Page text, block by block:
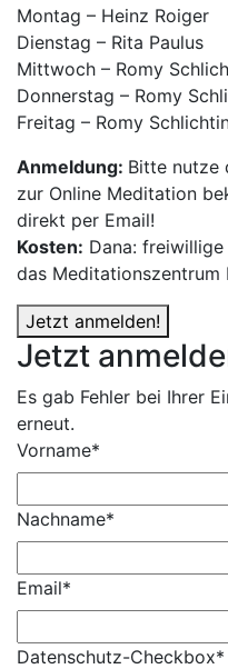
Montag – Heinz Roiger
Dienstag – Rita Paulus
Mittwoch – Romy
Donnerstag – Romy
Freitag – Romy
Anmeldung: Bitte nutze
zur Online Meditation
direkt per Email!
Kosten: Dana:
das Meditationszentrum
Jetzt anmelden!
Jetzt
Es gab Fehler bei Ihrer
erneut.
Vorname*
Nachname*
Email*
Datenschutz-Checkbox*